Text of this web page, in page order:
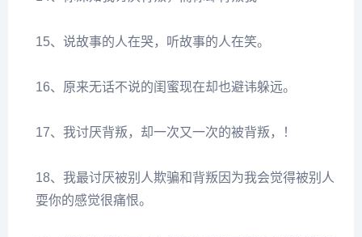
15、说故事的人在哭，听故事的人在笑。
16、原来无话不说的闺蜜现在却也避讳躲远。
17、我讨厌背叛，却一次又一次的被背叛，！
18、我最讨厌被别人欺骗和背叛因为我会觉得被别人
耍你的感觉很痛恨。